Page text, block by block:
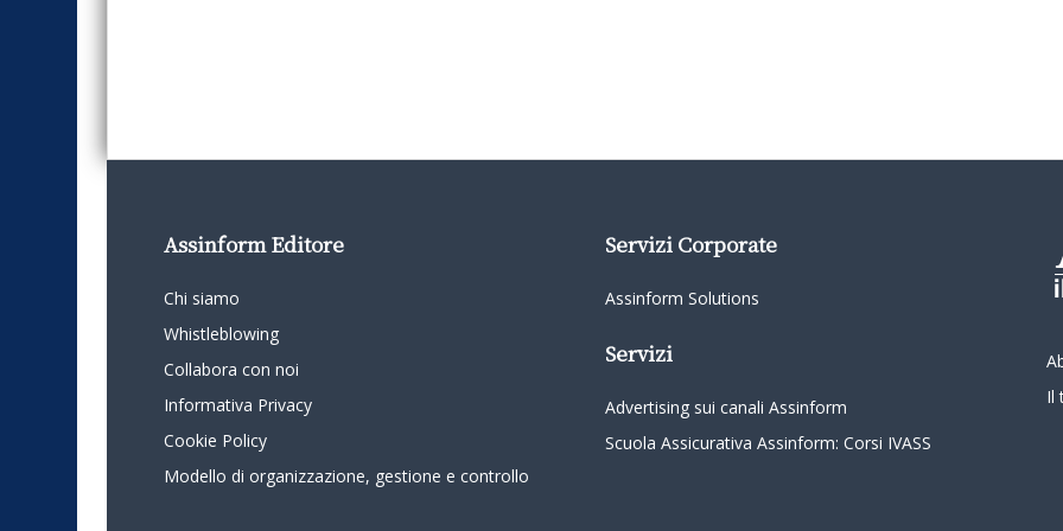
Assinform Editore
Chi siamo
Whistleblowing
Collabora con noi
Informativa Privacy
Cookie Policy
Modello di organizzazione, gestione e controllo
Servizi Corporate
Assinform Solutions
Servizi
Advertising sui canali Assinform
Scuola Assicurativa Assinform: Corsi IVASS
Il